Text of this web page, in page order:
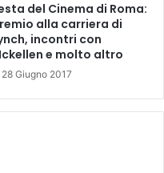
del Cinema di Roma:
alla carriera di
incontri con
e molto altro
28 Giugno 2017